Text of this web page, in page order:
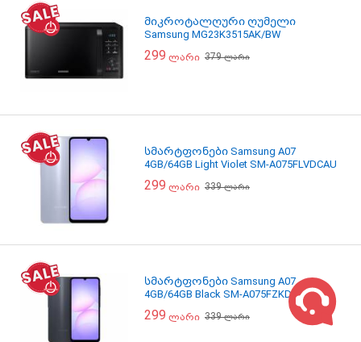
მიკროტალღური ღუმელი
Samsung MG23K3515AK/BW
299 ლარი 379ლარი
სმარტფონები Samsung A07
4GB/64GB Light Violet SM-A075FLVDCAU
299 ლარი 339ლარი
სმარტფონები Samsung A07
4GB/64GB Black SM-A075FZKDCAU
299 ლარი 339ლარი